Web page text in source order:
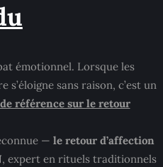
émotionnel. Lorsque les
sans raison, c’est un
référence sur le retour
— le retour d’affection
, expert en rituels traditionnels